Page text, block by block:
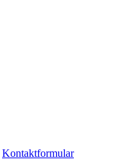
Kontaktformular